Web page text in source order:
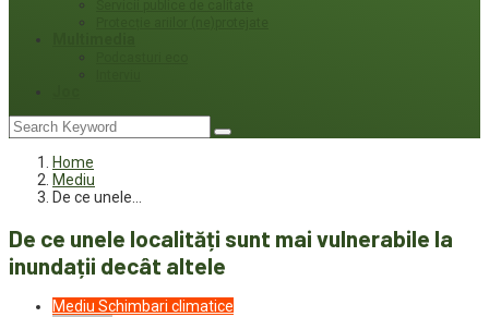
Home
Mediu
De ce unele…
De ce unele localități sunt mai vulnerabile la
inundații decât altele
Mediu Schimbari climatice